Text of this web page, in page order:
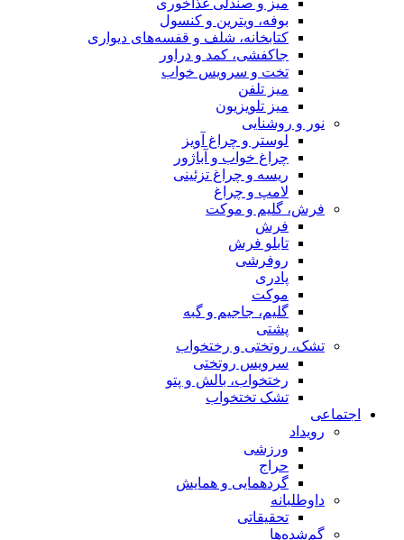
میز و صندلی غذاخوری
بوفه، ویترین و کنسول
کتابخانه، شلف و قفسه‌های دیواری
جاکفشی، کمد و دراور
تخت و سرویس خواب
میز تلفن
میز تلویزیون
نور و روشنایی
لوستر و چراغ آویز
چراغ خواب و آباژور
ریسه و چراغ تزئینی
لامپ و چراغ
فرش، گلیم و موکت
فرش
تابلو فرش
روفرشی
پادری
موکت
گلیم، جاجیم و گبه
پشتی
تشک، روتختی و رختخواب
سرویس روتختی
رختخواب، بالش و پتو
تشک تختخواب
اجتماعی
رویداد
ورزشی
حراج
گردهمایی و همایش
داوطلبانه
تحقیقاتی
گم‌شده‌ها